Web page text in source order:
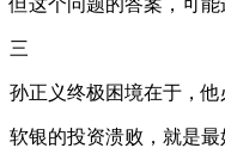
但这个问题的答案，可能
三
孙正义终极困境在于，他
软银的投资溃败，就是最